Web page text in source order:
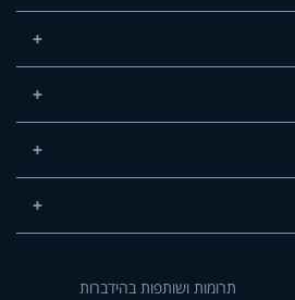
תרומות ושותפות בהידברות